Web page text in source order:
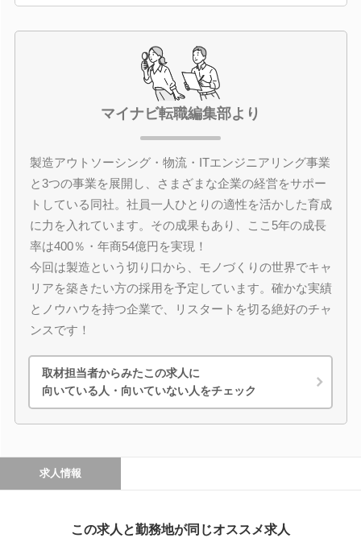
マイナビ転職編集部より
製造アウトソーシング・物流・ITエンジニアリング事業
と3つの事業を展開し、さまざまな企業の経営をサポー
トしている同社。社員一人ひとりの適性を活かした育成
に力を入れています。その成果もあり、ここ5年の成長
率は400％・年商54億円を実現！
今回は製造という切り口から、モノづくりの世界でキャ
リアを築きたい方の採用を予定しています。確かな実績
とノウハウを持つ企業で、リスタートを切る絶好のチャ
ンスです！
取材担当者からみたこの求人に
向いている人・向いていない人をチェック
求人情報
この求人と勤務地が同じオススメ求人